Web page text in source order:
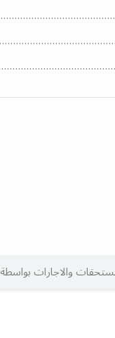
والاجارات بواسطة